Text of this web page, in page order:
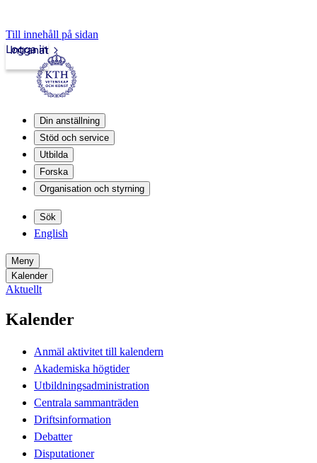
Till innehåll på sidan
Intranät
Logga in
Din anställning
Stöd och service
Utbilda
Forska
Organisation och styrning
Sök
English
Meny
Kalender
Aktuellt
Kalender
Anmäl aktivitet till kalendern
Akademiska högtider
Utbildningsadministration
Centrala sammanträden
Driftsinformation
Debatter
Disputationer